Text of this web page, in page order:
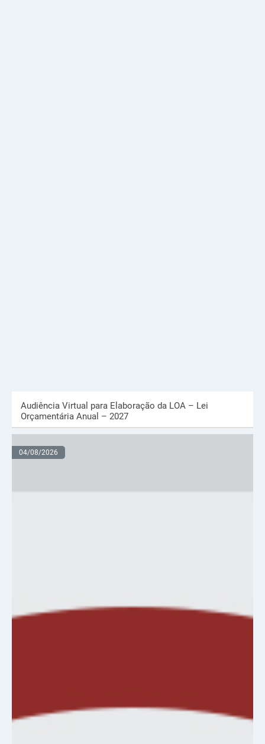
Audiência Virtual para Elaboração da LOA – Lei
Orçamentária Anual – 2027
04/08/2026